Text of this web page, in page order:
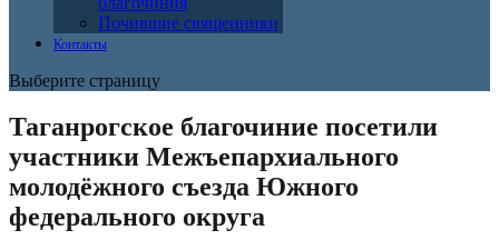
Почившие священники
Контакты
Выберите страницу
Таганрогское благочиние посетили
участники Межъепархиального
молодёжного съезда Южного
федерального округа